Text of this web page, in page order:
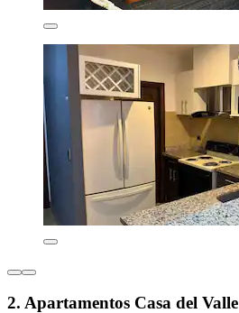
2. Apartamentos Casa del Valle